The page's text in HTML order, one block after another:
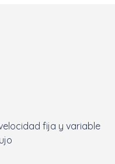
fija y variable